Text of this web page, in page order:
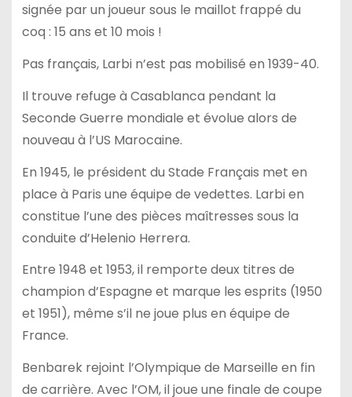
signée par un joueur sous le maillot frappé du
coq : 15 ans et 10 mois !
Pas français, Larbi n’est pas mobilisé en 1939-40.
Il trouve refuge à Casablanca pendant la
Seconde Guerre mondiale et évolue alors de
nouveau à l’US Marocaine.
En 1945, le président du Stade Français met en
place à Paris une équipe de vedettes. Larbi en
constitue l’une des pièces maîtresses sous la
conduite d’Helenio Herrera.
Entre 1948 et 1953, il remporte deux titres de
champion d’Espagne et marque les esprits (1950
et 1951), même s’il ne joue plus en équipe de
France.
Benbarek rejoint l’Olympique de Marseille en fin
de carrière. Avec l’OM, il joue une finale de coupe